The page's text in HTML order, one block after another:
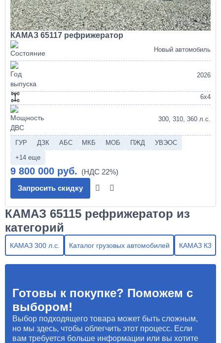
КАМАЗ 65117 рефрижератор
Новый автомобиль
2026
6х4
300, 310, 360 л.с.
ГУР ДЗК АБС МКБ МОБ ПЖД
УВЭОС
+14 еще
9 800 000 руб.
Запросить скидку
КАМАЗ 65115 рефрижератор из
категорий
КАМАЗ 300 л.с. Каталог грузовых автомобилей КАМАЗ К3
Готовы к покупке? Поможем с
выбором!
Выбор подходящего товара может быть сложным,
но мы здесь, чтобы облегчить этот процесс. Если
вам требуется больше информации или вы хотите